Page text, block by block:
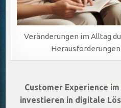
Veränderungen im Alltag
Beitragsnavigation
Customer Experience
investieren in digitale